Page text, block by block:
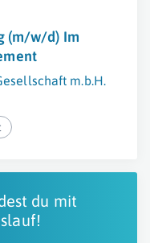
(m/w/d) Im
m.b.H.
du mit